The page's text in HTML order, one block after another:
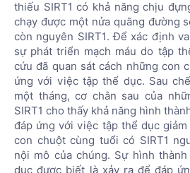
thiếu SIRT1 có khả năng chịu
chạy được một nửa quãng đường
còn nguyên SIRT1. Để xác định
sự phát triển mạch máu do tập
cứu đã quan sát cách những con
ứng với việc tập thể dục. Sau
một tháng, cơ chân sau của
SIRT1 cho thấy khả năng hình
đáp ứng với việc tập thể dục
con chuột cùng tuổi có SIRT1
nội mô của chúng. Sự hình
dục được biết là xảy ra để đáp